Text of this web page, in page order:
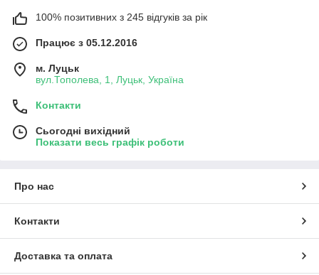
100% позитивних з 245 відгуків за рік
Працює з 05.12.2016
м. Луцьк
вул.Тополева, 1, Луцьк, Україна
Контакти
Сьогодні вихідний
Показати весь графік роботи
Про нас
Контакти
Доставка та оплата